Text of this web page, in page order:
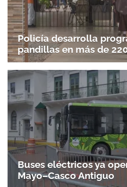
Policía desarrolla
pandillas en más de
Buses eléctricos ya
Mayo–Casco Antiguo